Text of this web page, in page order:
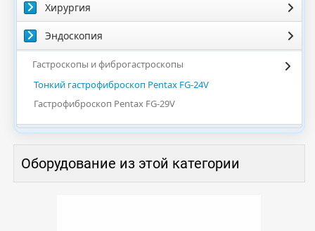
Хирургия
Эндоскопия
Гастроскопы и фиброгастроскопы
Тонкий гастрофиброскоп Pentax FG-24V
Гастрофиброскоп Pentax FG-29V
Оборудование из этой категории